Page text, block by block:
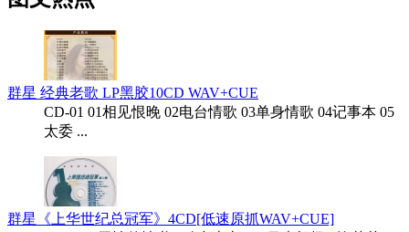
群星 经典老歌 LP黑胶10CD WAV+CUE
CD-01 01相见恨晚 02电台情歌 03单身情歌 04记事本 05
太委 ...
群星《上华世纪总冠军》4CD[低速原抓WAV+CUE]